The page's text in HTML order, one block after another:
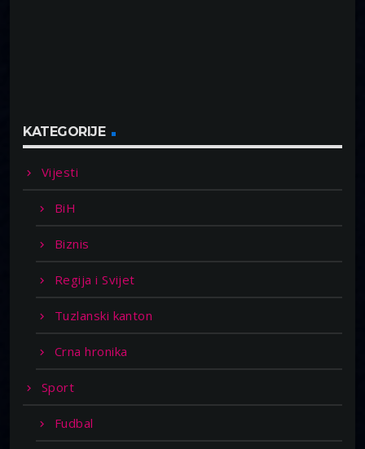
KATEGORIJE
Vijesti
BiH
Biznis
Regija i Svijet
Tuzlanski kanton
Crna hronika
Sport
Fudbal